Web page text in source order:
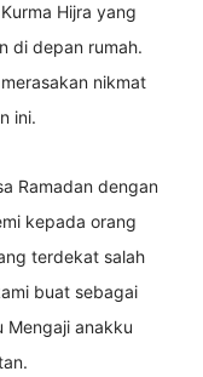
Hijra yang
di depan rumah.
nikmat
ini.
Ramadan dengan
kepada orang
terdekat salah
buat sebagai
Mengaji anakku